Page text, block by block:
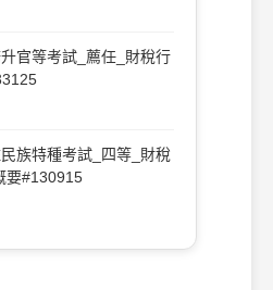
官等考試_薦任_財稅行
族特種考試_四等_財稅
要#130915